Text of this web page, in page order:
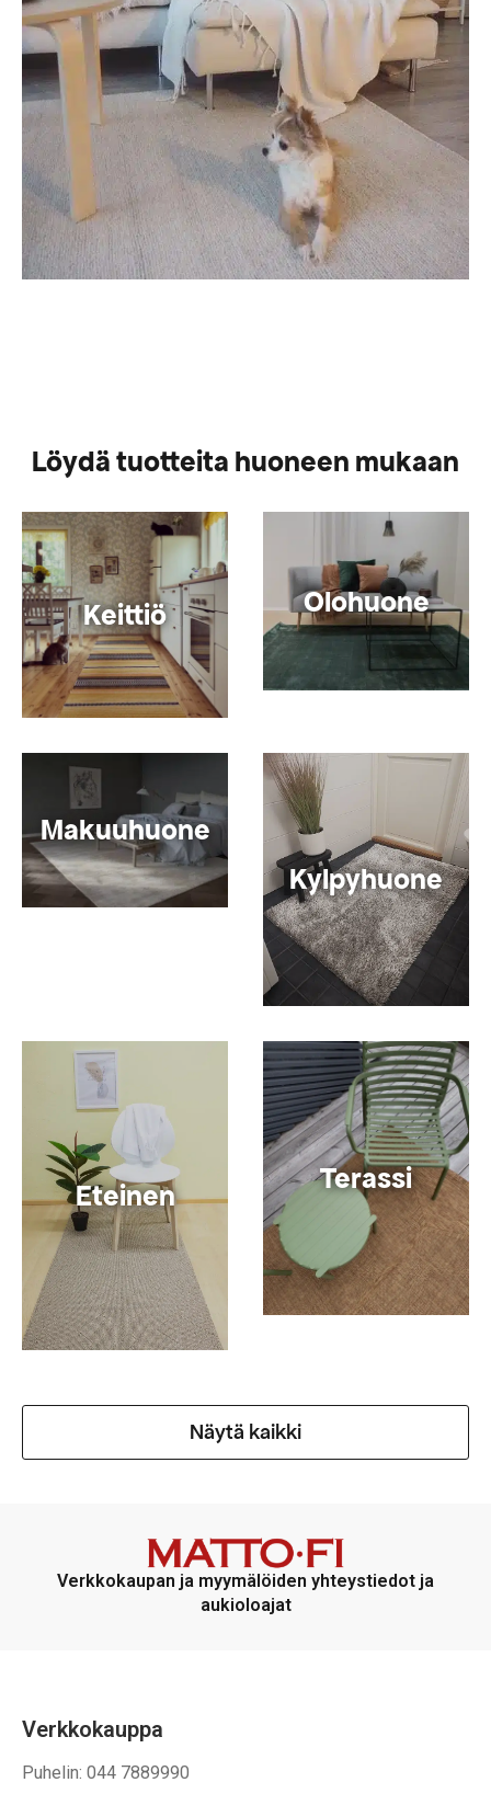
Löydä tuotteita huoneen mukaan
Keittiö Olohuone
Makuuhuone
Kylpyhuone
Eteinen Terassi
Näytä kaikki
Verkkokaupan ja myymälöiden yhteystiedot ja
aukioloajat
Verkkokauppa
Puhelin: 044 7889990